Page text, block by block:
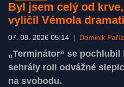
Byl jsem celý od
vylíčil Vémola
07. 08. 2026 05:14 Dominik
„Terminátor“ se
sehrály roli odvážné
na svobodu.